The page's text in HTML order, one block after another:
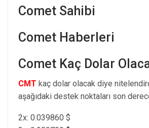
Comet Sahibi
Comet Haberleri
Comet Kaç Dolar
CMT kaç dolar olacak diye
aşağıdaki destek noktaları son
2x: 0.039860 $